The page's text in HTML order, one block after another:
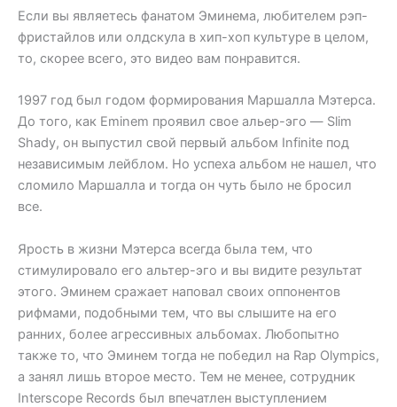
Если вы являетесь фанатом Эминема, любителем рэп-
фристайлов или олдскула в хип-хоп культуре в целом,
то, скорее всего, это видео вам понравится.
1997 год был годом формирования Маршалла Мэтерса.
До того, как Eminem проявил свое альер-эго — Slim
Shady, он выпустил свой первый альбом Infinite под
независимым лейблом. Но успеха альбом не нашел, что
сломило Маршалла и тогда он чуть было не бросил
все.
Ярость в жизни Мэтерса всегда была тем, что
стимулировало его альтер-эго и вы видите результат
этого. Эминем сражает наповал своих оппонентов
рифмами, подобными тем, что вы слышите на его
ранних, более агрессивных альбомах. Любопытно
также то, что Эминем тогда не победил на Rap Olympics,
а занял лишь второе место. Тем не менее, сотрудник
Interscope Records был впечатлен выступлением